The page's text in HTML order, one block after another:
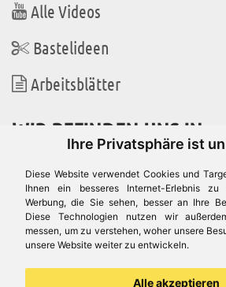
Ihre Privatsphäre ist
Diese Website verwendet Cookies und
Ihnen ein besseres Internet-Erlebnis
Werbung, die Sie sehen, besser an Ihre
Diese Technologien nutzen wir
messen, um zu verstehen, woher unsere
unsere Website weiter zu entwickeln.
Alle akzeptieren
Alle Videos
Bastelideen
Arbeitsblätter
WIR BEFINDEN UNS IN
Es gibt uns auch in